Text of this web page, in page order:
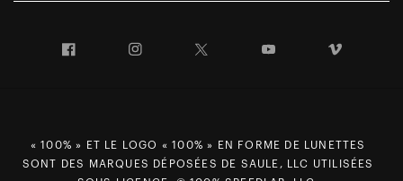
Conditions générales de vente
Informations sur l'entreprise
Facebook Instagram YouTube
« 100% » ET LE LOGO « 100% » EN FORME DE LUNETTES
SONT DES MARQUES DÉPOSÉES DE SAULE, LLC UTILISÉES